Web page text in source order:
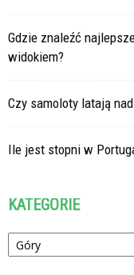
Gdzie znaleźć
widokiem?
Czy samoloty latają
Ile jest stopni w
KATEGORIE
Kategorie